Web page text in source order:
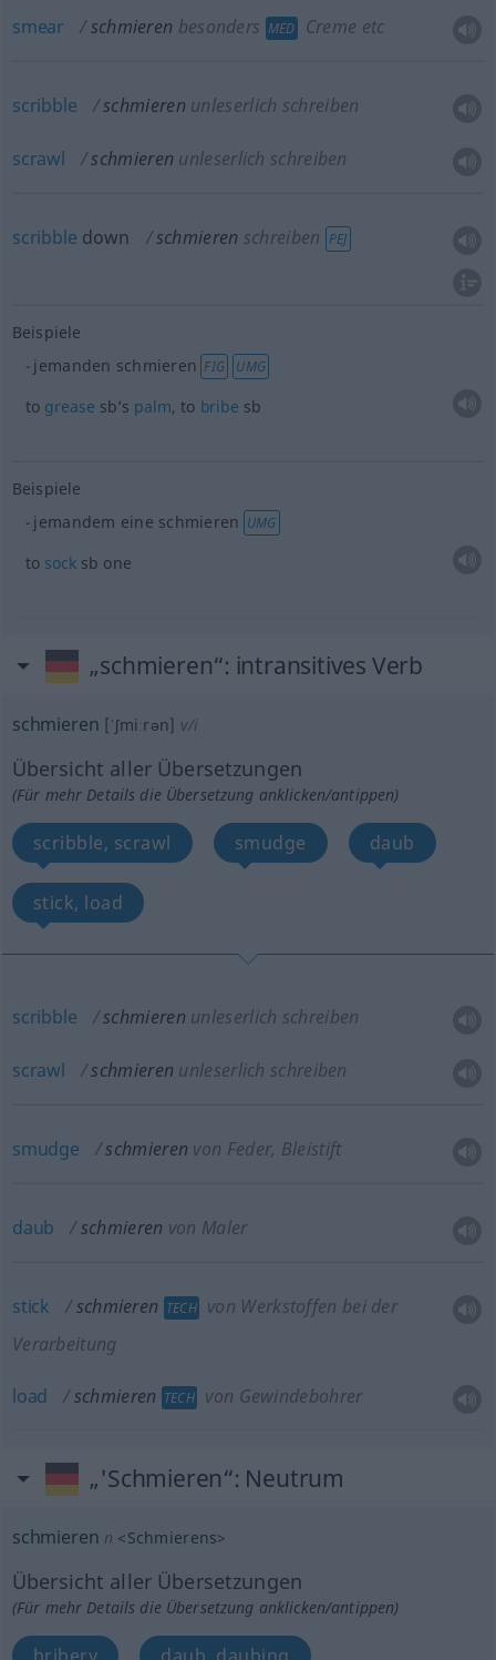
smear schmieren besonders MED Creme etc
scribble schmieren unleserlich schreiben
scrawl schmieren unleserlich schreiben
scribble down schmieren schreiben PEJ
Beispiele
jemanden schmieren FIG UMG
to grease sb’s palm, to bribe sb
Beispiele
jemandem eine schmieren UMG
to socksb one
„schmieren“: intransitives Verb
schmieren [ˈʃmiːrən] v/i
Übersicht aller Übersetzungen
(Für mehr Details die Übersetzung anklicken/antippen)
scribble, scrawl smudge daub
stick, load
scribble schmieren unleserlich schreiben
scrawl schmieren unleserlich schreiben
smudge schmieren von Feder, Bleistift
daub schmieren von Maler
stick schmieren TECH von Werkstoffen bei der
Verarbeitung
load schmieren TECH von Gewindebohrer
„'Schmieren“: Neutrum
schmieren n <Schmierens>
Übersicht aller Übersetzungen
(Für mehr Details die Übersetzung anklicken/antippen)